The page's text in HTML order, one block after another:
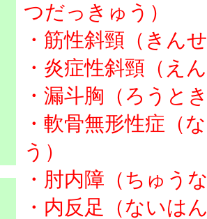
つだっきゅう）
・筋性斜頸（きん
・炎症性斜頸（え
・漏斗胸（ろうと
・軟骨無形性症（
う）
・肘内障（ちゅう
・内反足（ないは